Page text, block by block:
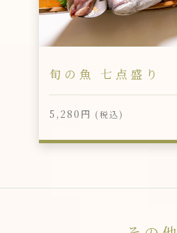
旬の魚 七点盛り
5,280円 (税込)